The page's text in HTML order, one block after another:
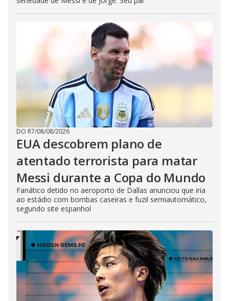
DO R7/08/08/2026
EUA descobrem plano de
atentado terrorista para matar
Messi durante a Copa do Mundo
Fanático detido no aeroporto de Dallas anunciou que iria
ao estádio com bombas caseiras e fuzil semiautomático,
segundo site espanhol